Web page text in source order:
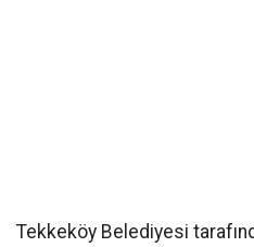
Tekkeköy Belediyesi